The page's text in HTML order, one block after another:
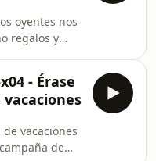
es
la trama
Es una
de si
al
oyentes nos
regalos y
y el Mono.
que
pueda
Esto
pero
- Érase
vacaciones
de